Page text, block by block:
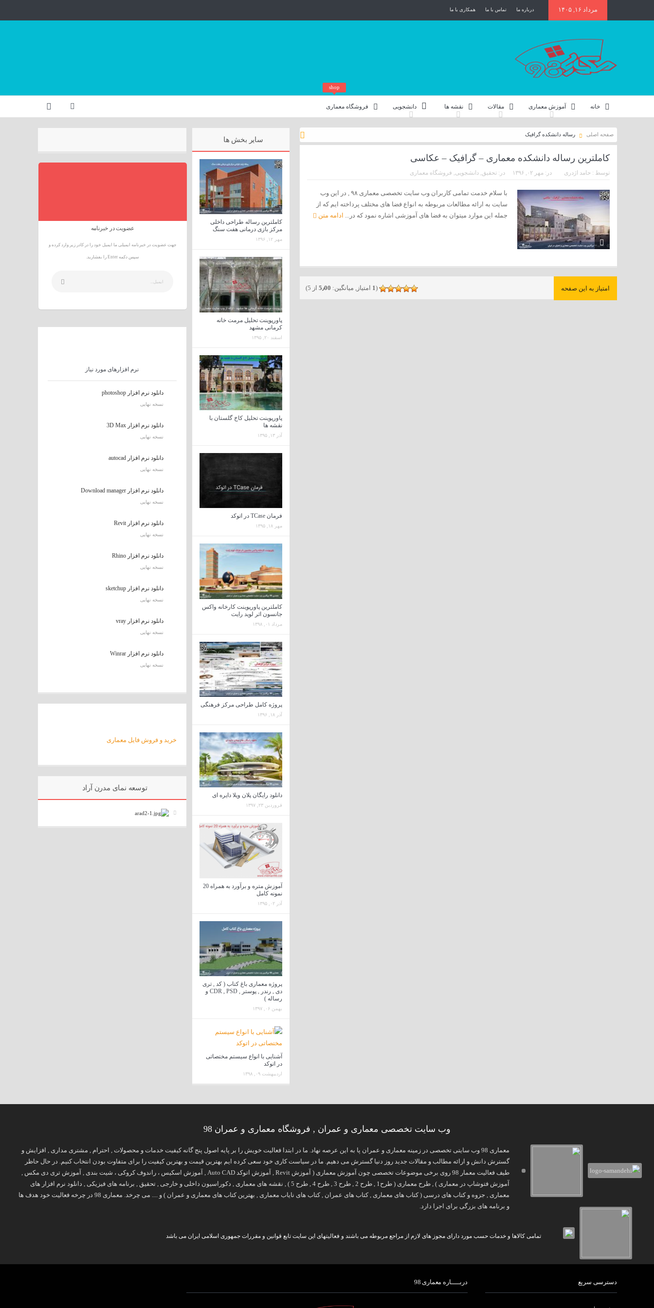
مرداد ۱۶, ۱۴۰۵ درباره ما تماس با ما همکاری با ما
خانه آموزش معماری مقالات نقشه ها دانشجویی فروشگاه معماری
shop
صفحه اصلی رساله دانشکده گرافیک
کاملترین رساله دانشکده معماری – گرافیک – عکاسی
توسط :حامد اژدری در:مهر ۰۲, ۱۳۹۶ در:تحقیق,دانشجویی, فروشگاه معماری
با سلام خدمت تمامی کاربران وب سایت تخصصی معماری ۹۸ , در این وب
سایت به ارائه مطالعات مربوطه به انواع فضا های مختلف پرداخته ایم که از
جمله این موارد میتوان به فضا های آموزشی اشاره نمود که در...
ادامه متن
امتیاز به این صفحه (
1 امتیاز, میانگین: 5٫00 از 5)
سایر بخش ها
کاملترین رساله طراحی داخلی
مرکز بازی درمانی هفت سنگ
مهر ۱۲, ۱۳۹۶
پاورپوینت تحلیل مرمت خانه
کرمانی مشهد
اسفند ۲۰, ۱۳۹۵
پاورپوینت تحلیل کاخ گلستان با
نقشه ها
آذر ۱۳, ۱۳۹۵
فرمان TCase در اتوکد
مهر ۱۸, ۱۳۹۵
کاملترین پاورپوینت کارخانه واکس
جانسون اثر لوید رایت
مرداد ۰۱, ۱۳۹۸
پروژه کامل طراحی مرکز فرهنگی
آذر ۱۸, ۱۳۹۶
دانلود رایگان پلان ویلا دایره ای
فروردین ۲۳, ۱۳۹۷
آموزش متره و برآورد به همراه 20
نمونه کامل
آذر ۰۲, ۱۳۹۵
پروژه معماری باغ کتاب ( کد , تری
دی , رندر , پوستر , CDR , PSD و
رساله )
بهمن ۰۶, ۱۳۹۷
آشنایی با انواع سیستم مختصاتی
در اتوکد
اردیبهشت ۰۹, ۱۳۹۸
عضویت در خبرنامه
جهت عضویت در خبرنامه ایمیلی ما ایمیل خود را در کادر زیر وارد کرده و
سپس دکمه Enter را بفشارید.
نرم افزارهای مورد نیاز
دانلود نرم افزار photoshop
نسخه نهایی
دانلود نرم افزار 3D Max
نسخه نهایی
دانلود نرم افزار autocad
نسخه نهایی
دانلود نرم افزار Download manager
نسخه نهایی
دانلود نرم افزار Revit
نسخه نهایی
دانلود نرم افزار Rhino
نسخه نهایی
دانلود نرم افزار sketchup
نسخه نهایی
دانلود نرم افزار vray
نسخه نهایی
دانلود نرم افزار Winrar
نسخه نهایی
خرید و فروش فایل معماری
توسعه نمای مدرن آراد
وب سایت تخصصی معماری و عمران , فروشگاه معماری و عمران 98
معماری 98 وب سایتی تخصصی در زمینه معماری و عمران پا به این عرصه نهاد. ما در ابتدا فعالیت خویش را بر پایه اصول پنج گانه کیفیت خدمات و محصولات , احترام , مشتری مداری , افزایش و
گسترش دانش و ارائه مطالب و مقالات جدید روز دنیا گسترش می دهیم. ما در سیاست کاری خود سعی کرده ایم بهترین قیمت و بهترین کیفیت را برای متفاوت بودن انتخاب کنیم. در حال حاظر
طیف فعالیت معمار 98 روی برخی موضوعات تخصصی چون آموزش معماری ( آموزش Revit , آموزش اتوکد Auto CAD , آموزش اسکیس ، راندوف کروکی ، شیت بندی , آموزش تری دی مکس ,
آموزش فتوشاپ در معماری ) , طرح معماری ( طرح1 , طرح 2 , طرح 3 , طرح 4 , طرح 5 ) , نقشه های معماری , دکوراسیون داخلی و خارجی , تحقیق , برنامه های فیزیکی , دانلود نرم افزار های
معماری , جزوه و کتاب های درسی ( کتاب های معماری , کتاب های عمران , کتاب های نایاب معماری , بهترین کتاب های معماری و عمران ) و .... می چرخد. معماری 98 در چرخه فعالیت خود هدف ها
و برنامه های بزرگی برای اجرا دارد.
تمامی کالاها و خدمات حسب مورد دارای مجوز های لازم از مراجع مربوطه می باشند و فعالیتهای این سایت تابع قوانین و مقررات جمهوری اسلامی ایران می باشد
دسترسی سریع دربـــــاره معماری 98